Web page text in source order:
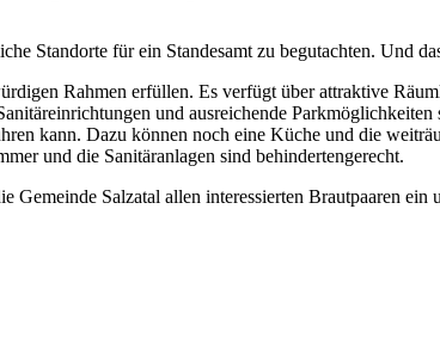
Standorte für ein Standesamt zu begutachten. Und
Rahmen erfüllen. Es verfügt über attraktive
und ausreichende
kann. Dazu können noch eine Küche und die
und die Sanitäranlagen sind behindertengerecht.
Salzatal allen interessierten Brautpaaren